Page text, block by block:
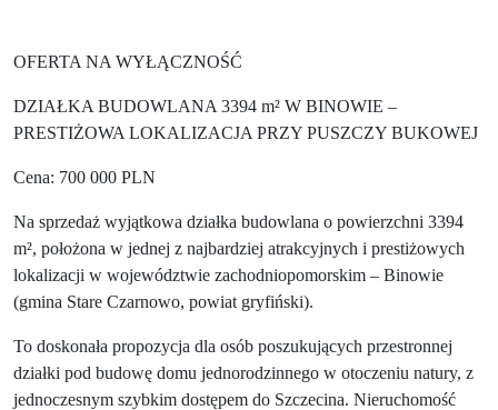
OFERTA NA WYŁĄCZNOŚĆ
DZIAŁKA BUDOWLANA 3394 m² W BINOWIE –
PRESTIŻOWA LOKALIZACJA PRZY PUSZCZY BUKOWEJ
Cena: 700 000 PLN
Na sprzedaż wyjątkowa działka budowlana o powierzchni 3394
m², położona w jednej z najbardziej atrakcyjnych i prestiżowych
lokalizacji w województwie zachodniopomorskim – Binowie
(gmina Stare Czarnowo, powiat gryfiński).
To doskonała propozycja dla osób poszukujących przestronnej
działki pod budowę domu jednorodzinnego w otoczeniu natury, z
jednoczesnym szybkim dostępem do Szczecina. Nieruchomość